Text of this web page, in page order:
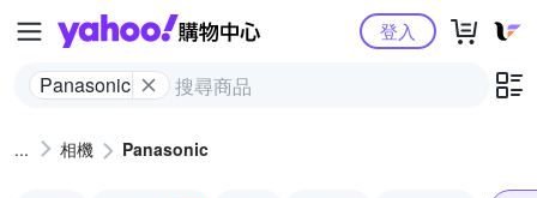
Yahoo購物中心
Panasonic
登入
相機 Panasonic